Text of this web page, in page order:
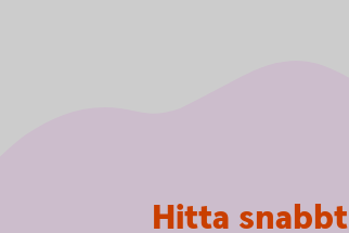
Hitta snabbt